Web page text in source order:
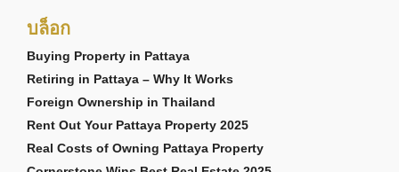
บล็อก
Buying Property in Pattaya
Retiring in Pattaya – Why It Works
Foreign Ownership in Thailand
Rent Out Your Pattaya Property 2025
Real Costs of Owning Pattaya Property